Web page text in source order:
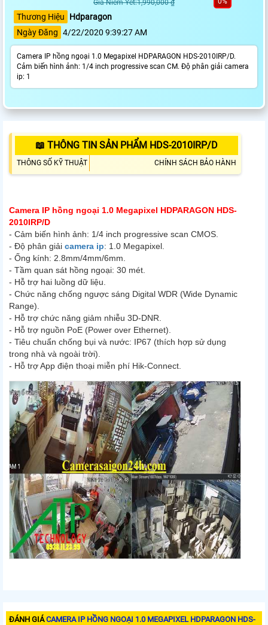
Giá Niêm Yết:1,990,000 ₫
Thương Hiệu
Hdparagon
Ngày Đăng 4/22/2020 9:39:27 AM
Camera IP hồng ngoại 1.0 Megapixel HDPARAGON HDS-2010IRP/D.
Cảm biến hình ảnh: 1/4 inch progressive scan CM. Độ phân giải camera
ip: 1
📖 THÔNG TIN SẢN PHẨM HDS-2010IRP/D
THÔNG SỐ KỸ THUẬT CHÍNH SÁCH BẢO HÀNH
Camera IP hồng ngoại 1.0 Megapixel HDPARAGON HDS-
2010IRP/D
- Cảm biến hình ảnh: 1/4 inch progressive scan CMOS.
- Độ phân giải camera ip: 1.0 Megapixel.
- Ống kính: 2.8mm/4mm/6mm.
- Tầm quan sát hồng ngoại: 30 mét.
- Hỗ trợ hai luồng dữ liệu.
- Chức năng chống ngược sáng Digital WDR (Wide Dynamic
Range).
- Hỗ trợ chức năng giảm nhiễu 3D-DNR.
- Hỗ trợ nguồn PoE (Power over Ethernet).
- Tiêu chuẩn chống bụi và nước: IP67 (thích hợp sử dụng
trong nhà và ngoài trời).
- Hỗ trợ App điện thoại miễn phí Hik-Connect.
ĐÁNH GIÁCAMERA IP HỒNG NGOẠI 1.0 MEGAPIXEL HDPARAGON HDS-